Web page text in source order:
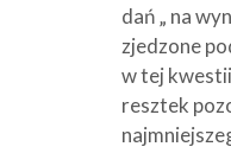
dań „ na
zjedzone
w tej
resztek